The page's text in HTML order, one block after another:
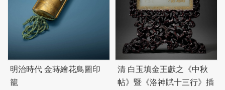
明治時代 金蒔繪花鳥圖印
籠
清 白玉填金王獻之《中秋
帖》暨《洛神賦十三行》插